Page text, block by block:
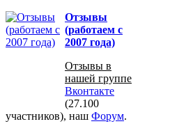
Отзывы
(работаем с
2007 года)
Отзывы в
нашей группе
Вконтакте
(27.100
участников), наш Форум.